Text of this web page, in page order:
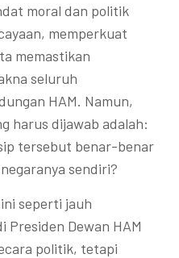
moral dan politik
memperkuat
memastikan
seluruh
HAM. Namun,
harus dijawab adalah:
tersebut benar-benar
sendiri?
seperti jauh
Presiden Dewan HAM
politik, tetapi